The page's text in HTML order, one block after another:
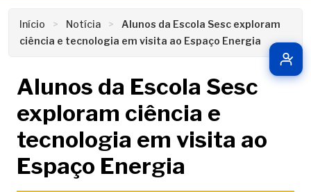
Início Notícia
Alunos da Escola Sesc exploram
ciência e tecnologia em visita ao Espaço Energia
Alunos da Escola Sesc
exploram ciência e
tecnologia em visita ao
Espaço Energia